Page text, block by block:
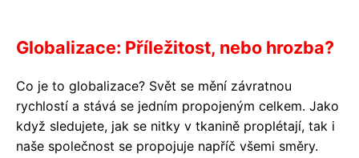
Globalizace: Příležitost, nebo hrozba?
Co je to globalizace? Svět se mění závratnou
rychlostí a stává se jedním propojeným celkem. Jako
když sledujete, jak se nitky v tkanině proplétají, tak i
naše společnost se propojuje napříč všemi směry.